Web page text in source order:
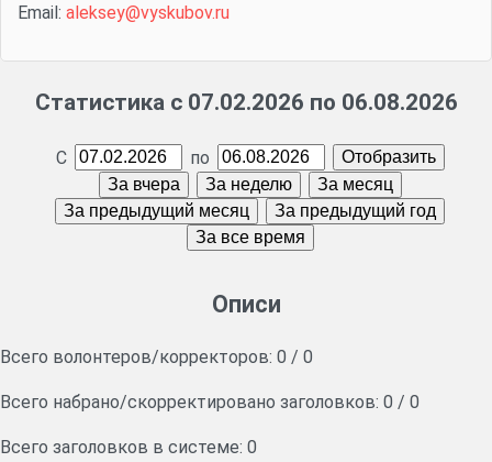
Email: aleksey@vyskubov.ru
Статистика с 07.02.2026 по 06.08.2026
С по
Описи
Всего волонтеров/корректоров: 0 / 0
Всего набрано/скорректировано заголовков: 0 / 0
Всего заголовков в системе: 0